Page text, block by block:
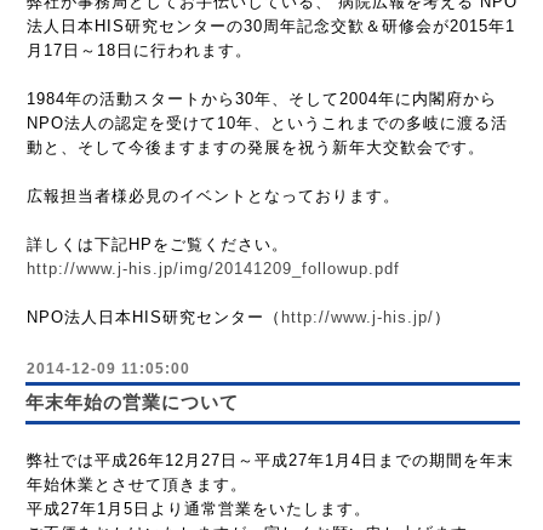
法人日本HIS研究センターの30周年記念交歓＆研修会が2015年1
月17日～18日に行われます。
1984年の活動スタートから30年、そして2004年に内閣府から
NPO法人の認定を受けて10年、というこれまでの多岐に渡る活
動と、そして今後ますますの発展を祝う新年大交歓会です。
広報担当者様必見のイベントとなっております。
詳しくは下記HPをご覧ください。
http://www.j-his.jp/img/20141209_followup.pdf
NPO法人日本HIS研究センター（ http://www.j-his.jp/ ）
2014-12-09 11:05:00
年末年始の営業について
弊社では平成26年12月27日～平成27年1月4日までの期間を年末
年始休業とさせて頂きます。
平成27年1月5日より通常営業をいたします。